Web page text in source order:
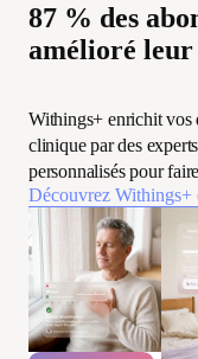
87 % des
amélioré leur
Withings+ enrichit vos
clinique par des
personnalisés pour
Découvrez Withings+